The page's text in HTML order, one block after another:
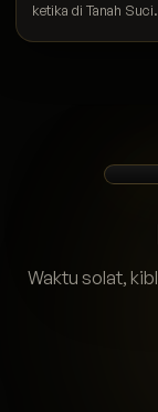
ketika di Tanah Suci.
Waktu solat,